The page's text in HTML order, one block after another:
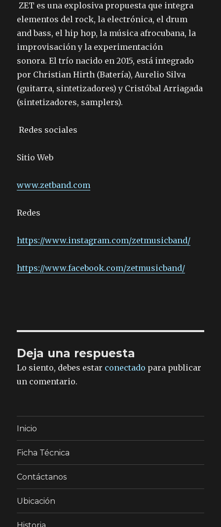
ZET es una explosiva propuesta que integra
elementos del rock, la electrónica, el drum
and bass, el hip hop, la música afrocubana, la
improvisación y la experimentación
sonora. El trío nacido en 2015, está integrado
por Christian Hirth (Batería), Aurelio Silva
(guitarra, sintetizadores) y Cristóbal Arriagada
(sintetizadores, samplers).
Redes sociales
Sitio Web
www.zetband.com
Redes
https://www.instagram.com/zetmusicband/
https://www.facebook.com/zetmusicband/
Deja una respuesta
Lo siento, debes estar conectado para publicar
un comentario.
Inicio
Ficha Técnica
Contáctanos
Ubicación